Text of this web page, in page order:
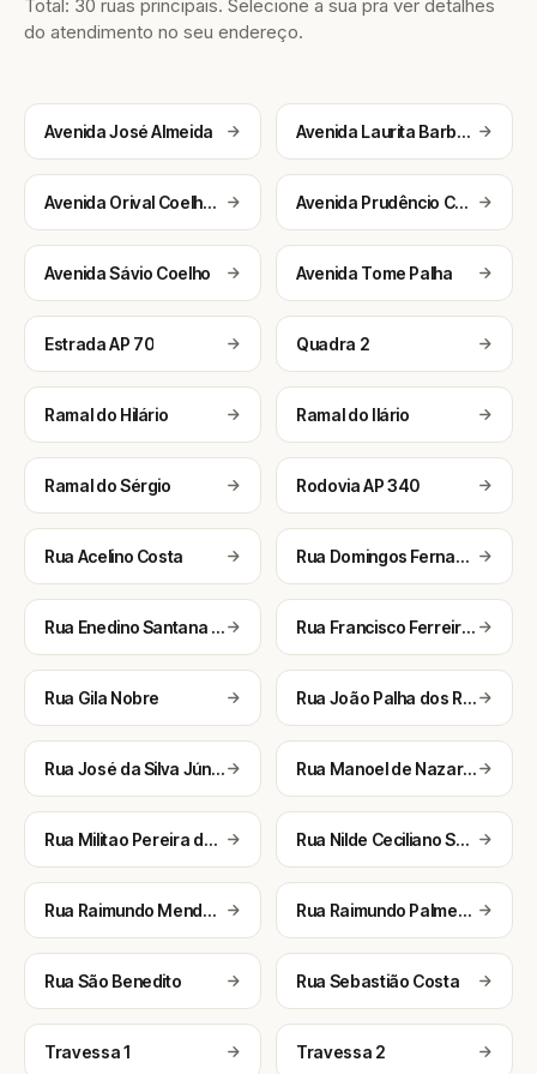
Total: 30 ruas principais. Selecione a sua pra ver detalhes
do atendimento no seu endereço.
Avenida José Almeida Avenida Laurita Barbosa
Avenida Orival Coelho Palmerim Avenida Prudêncio Coelho
Avenida Sávio Coelho Avenida Tome Palha
Estrada AP 70 Quadra 2
Ramal do Hilário Ramal do Ilário
Ramal do Sérgio Rodovia AP 340
Rua Acelino Costa Rua Domingos Fernandes
Rua Enedino Santana dos Santos Rua Francisco Ferreira Viana
Rua Gila Nobre Rua João Palha dos Reis
Rua José da Silva Júnior Rua Manoel de Nazare Pereira dos Santos
Rua Militao Pereira dos Santos Rua Nilde Ceciliano Santiago
Rua Raimundo Mendes da Silva Rua Raimundo Palmerim Ferreira
Rua São Benedito Rua Sebastião Costa
Travessa 1 Travessa 2